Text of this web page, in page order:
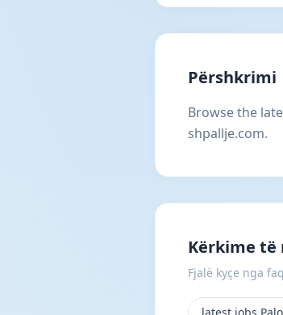
Përshkrimi
Browse the
shpallje.com.
Kërkime të
Fjalë kyçe nga